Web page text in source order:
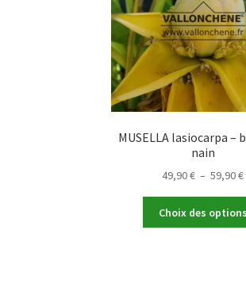
MUSELLA lasiocarpa –
nain
49,90€ – 59,90€
Choix des options